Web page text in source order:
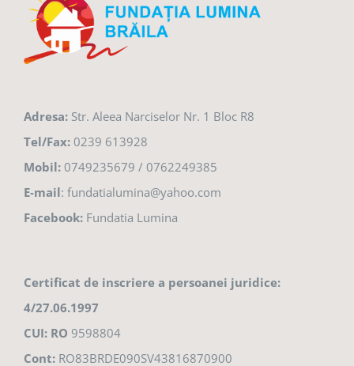
Adresa: Str. Aleea Narciselor Nr. 1 Bloc R8
Tel/Fax: 0239 613928
Mobil: 0749235679 / 0762249385
E-mail: fundatialumina@yahoo.com
Facebook: Fundatia Lumina
Certificat de inscriere a persoanei juridice:
4/27.06.1997
CUI: RO 9598804
Cont: RO83BRDE090SV43816870900